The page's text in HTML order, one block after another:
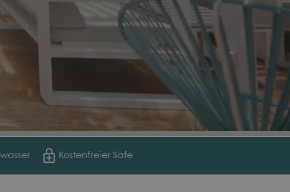
Kostenfreier Safe